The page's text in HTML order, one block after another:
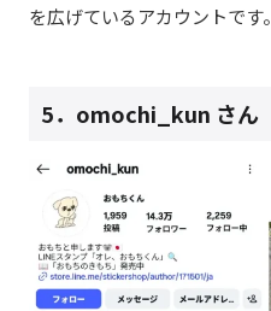
を広げているアカウントです。
5． omochi_kun さん